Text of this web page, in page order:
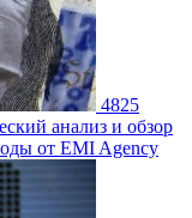
4825
анализ и обзор
от EMI Agency